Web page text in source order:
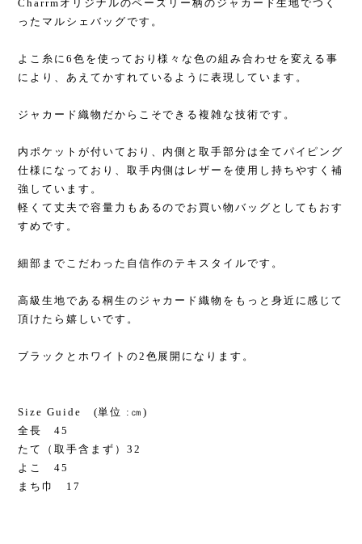
Charrmオリジナルのペーズリー柄のジャカード生地でつく
ったマルシェバッグです。
よこ糸に6色を使っており様々な色の組み合わせを変える事
により、あえてかすれているように表現しています。
ジャカード織物だからこそできる複雑な技術です。
内ポケットが付いており、内側と取手部分は全てパイピング
仕様になっており、取手内側はレザーを使用し持ちやすく補
強しています。
軽くて丈夫で容量力もあるのでお買い物バッグとしてもおす
すめです。
細部までこだわった自信作のテキスタイルです。
高級生地である桐生のジャカード織物をもっと身近に感じて
頂けたら嬉しいです。
ブラックとホワイトの2色展開になります。
Size Guide (単位 :㎝)
全長 45
たて（取手含まず）32
よこ 45
まち巾 17